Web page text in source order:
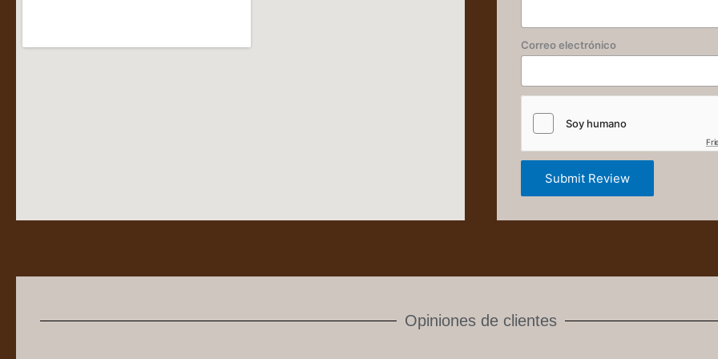
Correo electrónico
Submit Review
Opiniones de clientes